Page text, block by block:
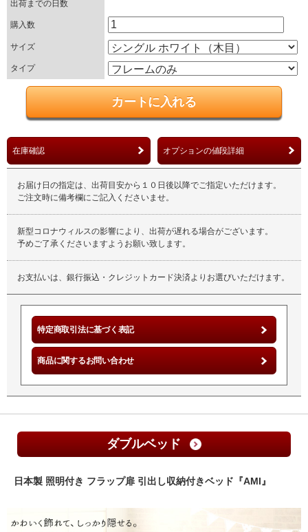
出荷までの日数
購入数
サイズ
タイプ
在庫確認 オプションの値段詳細
お届け日の指定は、出荷目安から１０日後以降でご指定いただけます。
ご注文時に備考欄にご記入くださいませ。
新型コロナウィルスの影響により、出荷が遅れる場合がございます。
予めご了承くださいますようお願い致します。
お支払いは、銀行振込・クレジットカード決済よりお選びいただけます。
特定商取引法に基づく表記
商品に関するお問い合わせ
ダブルベッド
日本製 照明付き フラップ扉 引出し収納付きベッド『AMI』